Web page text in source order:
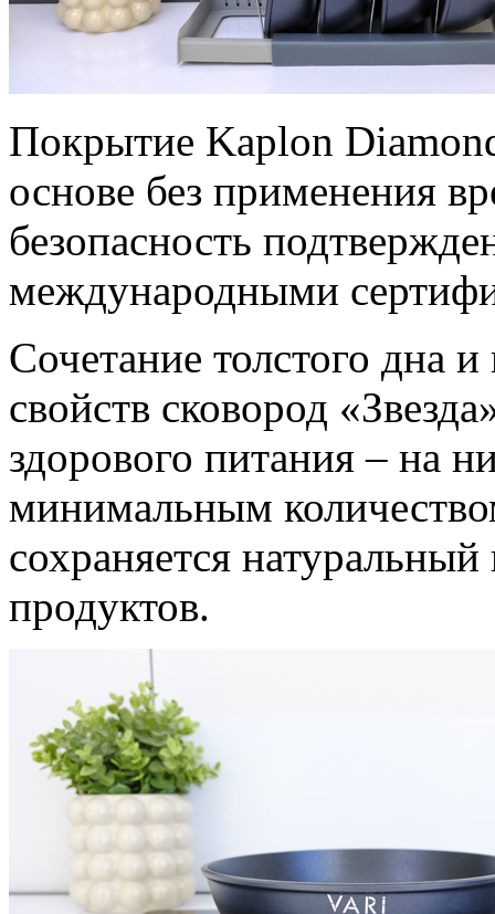
Покрытие Kaplon
основе без применения
безопасность
международными
Сочетание толстого дна
свойств сковород
здорового питания – на
минимальным
сохраняется
продуктов.